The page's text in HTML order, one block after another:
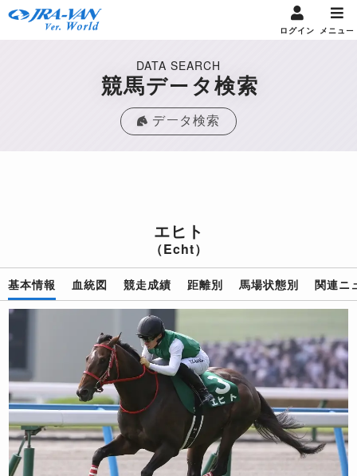
ログイン メニュー
DATA SEARCH
競馬データ検索
データ検索
エヒト
（Echt）
基本情報 血統図 競走成績 距離別 馬場状態別 関連ニ